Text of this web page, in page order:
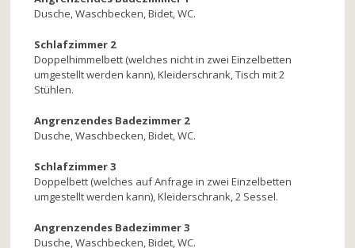
Dusche, Waschbecken, Bidet, WC.
Schlafzimmer 2
Doppelhimmelbett (welches nicht in zwei Einzelbetten
umgestellt werden kann), Kleiderschrank, Tisch mit 2
Stühlen.
Angrenzendes Badezimmer 2
Dusche, Waschbecken, Bidet, WC.
Schlafzimmer 3
Doppelbett (welches auf Anfrage in zwei Einzelbetten
umgestellt werden kann), Kleiderschrank, 2 Sessel.
Angrenzendes Badezimmer 3
Dusche, Waschbecken, Bidet, WC.